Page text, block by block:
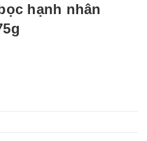
hạnh nhân